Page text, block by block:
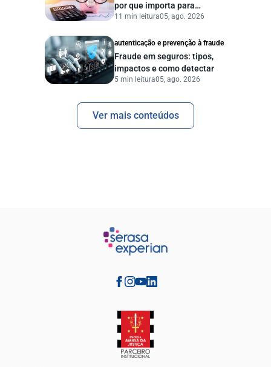
por que importa para
pessoas e empresas?
11 min leitura05, ago. 2026
autenticação e prevenção à fraude
Fraude em seguros: tipos,
impactos e como detectar
5 min leitura05, ago. 2026
Ver mais conteúdos